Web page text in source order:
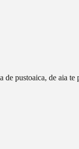
pustoaica, de aia te